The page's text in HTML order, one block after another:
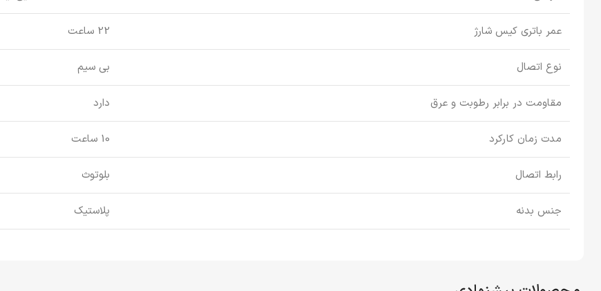
عمر باتری کیس شارژ 22 ساعت
نوع اتصال بی سیم
مقاومت در برابر رطوبت و عرق دارد
مدت زمان کارکرد 10 ساعت
رابط اتصال بلوتوث
جنس بدنه پلاستیک